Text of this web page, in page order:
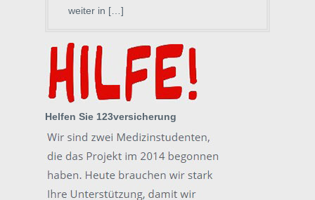
weiter in […]
Helfen Sie 123versicherung